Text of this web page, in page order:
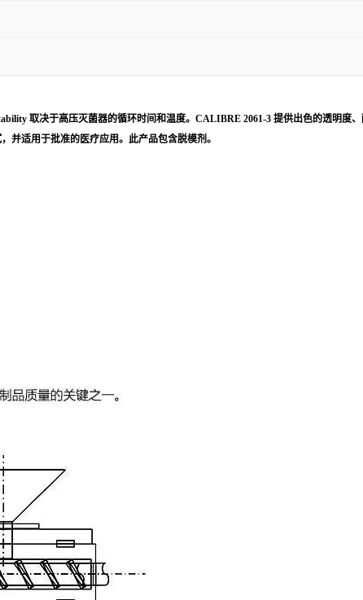
取决于高压灭菌器的循环时间和温度。CALIBRE 2061-3 提供出色的透明度
并适用于批准的医疗应用。此产品包含脱模剂。